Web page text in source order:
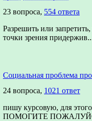
23 вопроса, 554 ответа
Разрешить или
точки зрения
Социальная проблема
24 вопроса, 1021 ответ
пишу курсовую, для
ПОМОГИТЕ